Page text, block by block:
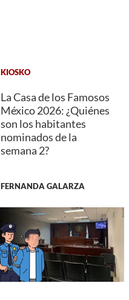
KIOSKO
La Casa de los Famosos
México 2026: ¿Quiénes
son los habitantes
nominados de la
semana 2?
FERNANDA GALARZA